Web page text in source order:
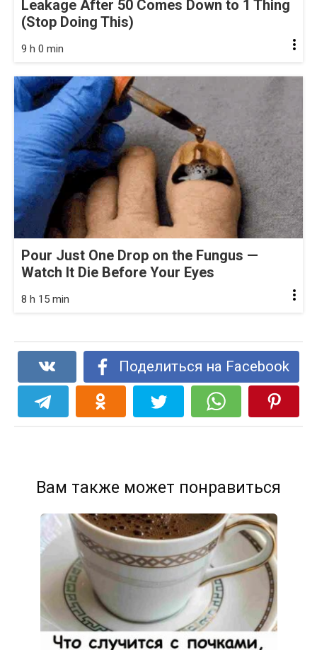
Leakage After 50 Comes Down to 1 Thing
(Stop Doing This)
9 h 0 min
Pour Just One Drop on the Fungus —
Watch It Die Before Your Eyes
8 h 15 min
Поделиться на Facebook
Вам также может понравиться